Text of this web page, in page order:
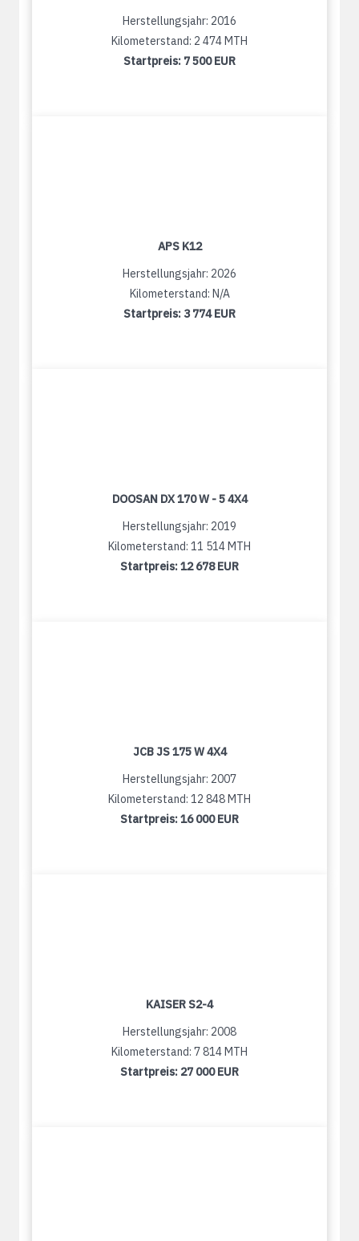
Herstellungsjahr: 2016
Kilometerstand: 2 474 MTH
Startpreis: 7 500 EUR
APS K12
Herstellungsjahr: 2026
Kilometerstand: N/A
Startpreis: 3 774 EUR
DOOSAN DX 170 W - 5 4X4
Herstellungsjahr: 2019
Kilometerstand: 11 514 MTH
Startpreis:12 678 EUR
JCB JS 175 W 4X4
Herstellungsjahr: 2007
Kilometerstand: 12 848 MTH
Startpreis:16 000 EUR
KAISER S2-4
Herstellungsjahr: 2008
Kilometerstand: 7 814 MTH
Startpreis: 27 000 EUR